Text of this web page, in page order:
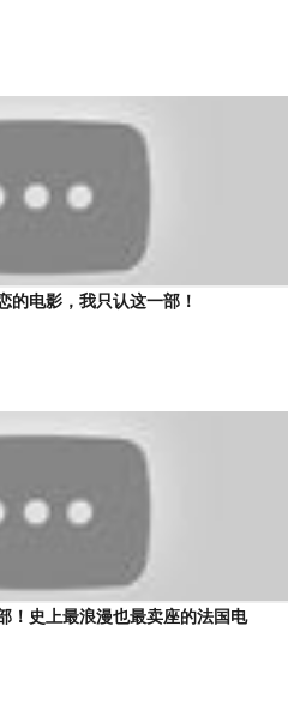
的电影，我只认这一部！
！史上最浪漫也最卖座的法国电